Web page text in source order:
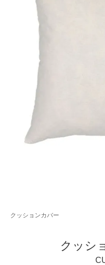
クッションカバー
クッシ